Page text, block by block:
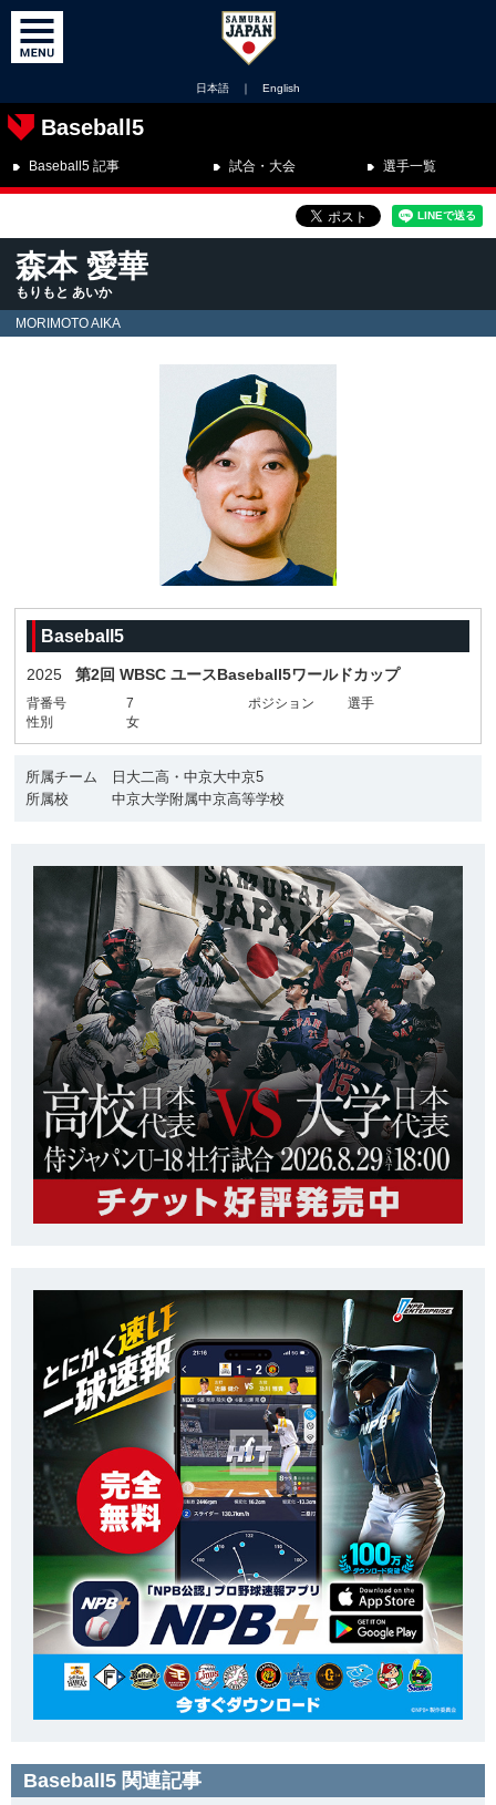
日本語 ｜ English
Baseball5
Baseball5 記事 試合・大会 選手一覧
森本 愛華
もりもと あいか
MORIMOTO AIKA
Baseball5
2025 第2回 WBSC ユースBaseball5ワールドカップ
背番号 7 ポジション
選手
性別
女
所属チーム
日大二高・中京大中京5
所属校
中京大学附属中京高等学校
Baseball5 関連記事